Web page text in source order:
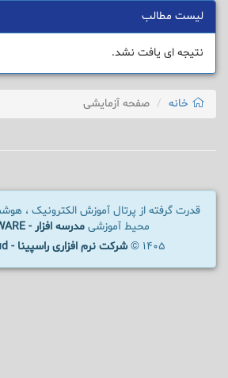
لیست مطالب
نتیجه ای یافت نشد.
خانه صفحه آزمایشی
قدرت گرفته از پرتال آموزش الکترونیک ،
محیط آموزشی مدرسه افزار - SCHOOLWARE
1405 ©
شرکت نرم افزاری راسپینا - Raspina Cloud